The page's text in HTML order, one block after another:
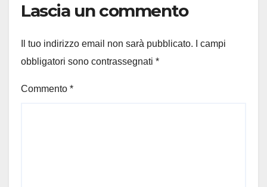
Lascia un commento
Il tuo indirizzo email non sarà pubblicato.
I campi
obbligatori sono contrassegnati *
Commento *